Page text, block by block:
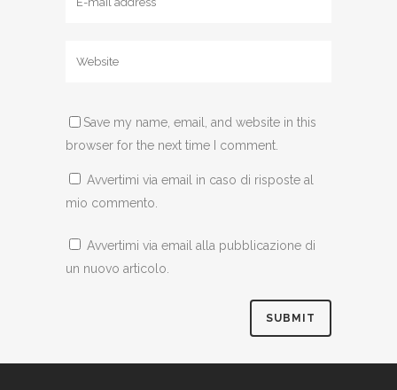
Save my name, email, and website in this
browser for the next time I comment.
Avvertimi via email in caso di risposte al
mio commento.
Avvertimi via email alla pubblicazione di
un nuovo articolo.